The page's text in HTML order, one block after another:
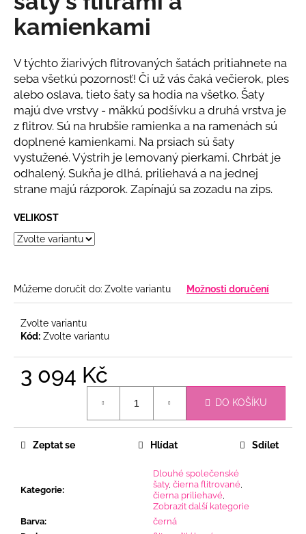
z
5
hvězdiček.
kamienkami
V týchto žiarivých flitrovaných šatách pritiahnete na
seba všetkú pozornosť! Či už vás čaká večierok, ples
alebo oslava, tieto šaty sa hodia na všetko. Šaty
majú dve vrstvy - mäkkú podšívku a druhá vrstva je
z flitrov. Sú na hrubšie ramienka a na ramenách sú
doplnené kamienkami. Na prsiach sú šaty
vystužené. Výstrih je lemovaný pierkami. Chrbát je
odhalený. Sukňa je dlhá, priliehavá a na jednej
strane majú rázporok. Zapínajú sa zozadu na zips.
VELIKOST
Můžeme doručit do: Zvolte variantu Možnosti doručení
Zvolte variantu
Kód: Zvolte variantu
3 094 Kč
DO KOŠÍKU
Kategorie:
Dlouhé společenské
šaty, čierna flitrované
čierna priliehavé
Zobrazit další kategorie
Barva:
černá
Zeptat se Hlídat Sdílet
u
j
m
e
BÉŽOVÝ
KOMPLET
S
KVĚTINOU
2
808
Kč